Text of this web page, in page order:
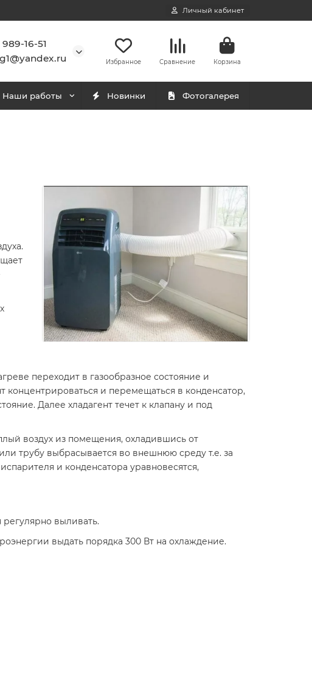
Личный кабинет
16-51
Избранное Сравнение Корзина
Наши работы Новинки Фотогалерея
переходит в газообразное состояние и
концентрироваться и перемещаться в конденсатор,
Далее хладагент течет к клапану и под
воздух из помещения, охладившись от
трубу выбрасывается во внешнюю среду т.е. за
и конденсатора уравновесятся,
выливать.
выдать порядка 300 Вт на охлаждение.